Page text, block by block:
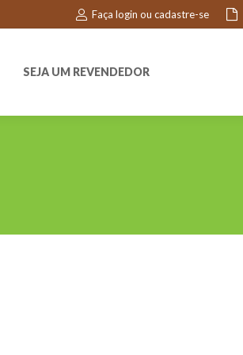
Faça login ou cadastre-se
SEJA UM REVENDEDOR
SEJA UM REVENDEDOR